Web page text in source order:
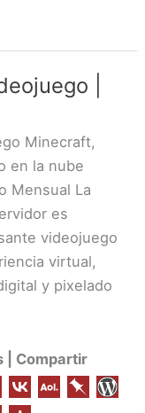
|
Minecraft,
en la nube
Mensual La
es
videojuego
virtual,
y pixelado
| Compartir